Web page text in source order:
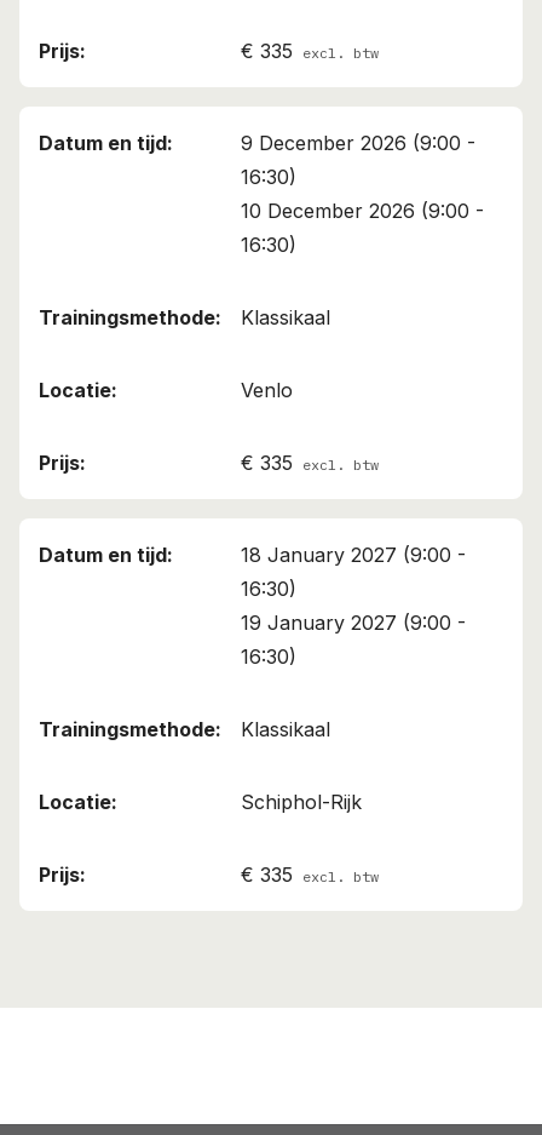
€ 335 excl. btw
9 December 2026 (9:00 -
16:30)
10 December 2026 (9:00 -
16:30)
Klassikaal
Venlo
€ 335 excl. btw
18 January 2027 (9:00 -
16:30)
19 January 2027 (9:00 -
16:30)
Klassikaal
Schiphol-Rijk
€ 335 excl. btw